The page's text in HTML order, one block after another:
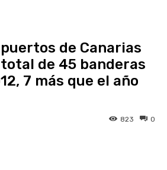
de Canarias
de 45 banderas
7 más que el año
0
823